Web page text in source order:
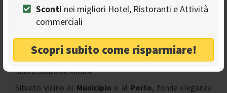
Sconti nei migliori Hotel, Ristoranti e Attività
commerciali
Scopri subito come risparmiare!
L a stazioneMunicipioè una delle ultime realizzate a
Napoli. L'intero impianto urbano è stato realizzato
da due architetti di fama mondiale: Alvaro Siza e Eduardo
Souto Souto de Moura.
Situato vicino al Municipio e al Porto, fonde eleganza